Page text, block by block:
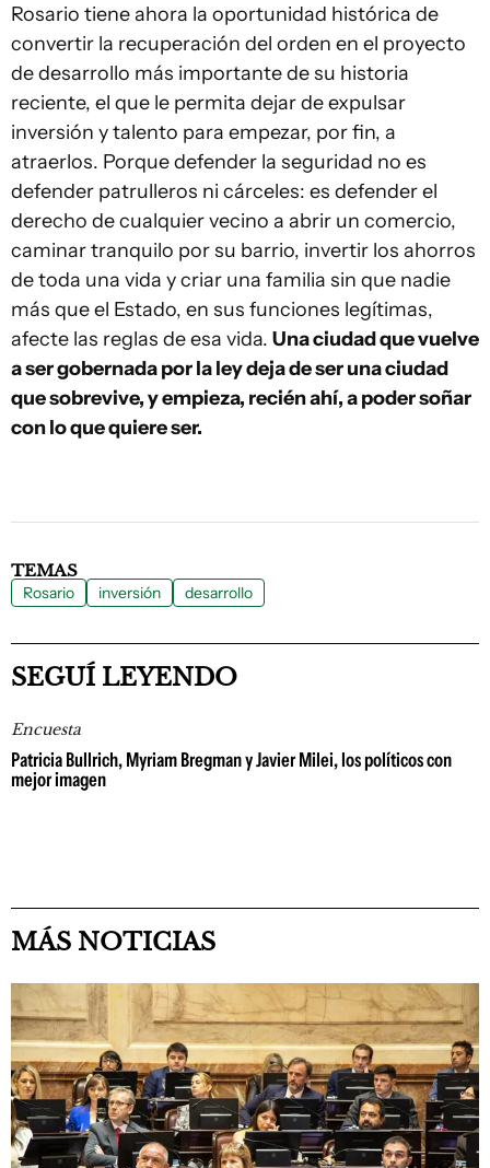
Rosario tiene ahora la oportunidad histórica de
convertir la recuperación del orden en el proyecto
de desarrollo más importante de su historia
reciente, el que le permita dejar de expulsar
inversión y talento para empezar, por fin, a
atraerlos. Porque defender la seguridad no es
defender patrulleros ni cárceles: es defender el
derecho de cualquier vecino a abrir un comercio,
caminar tranquilo por su barrio, invertir los ahorros
de toda una vida y criar una familia sin que nadie
más que el Estado, en sus funciones legítimas,
afecte las reglas de esa vida. Una ciudad que vuelve
a ser gobernada por la ley deja de ser una ciudad
que sobrevive, y empieza, recién ahí, a poder soñar
con lo que quiere ser.
TEMAS
Rosario inversión desarrollo
SEGUÍ LEYENDO
Encuesta
Patricia Bullrich, Myriam Bregman y Javier Milei, los políticos con
mejor imagen
MÁS NOTICIAS